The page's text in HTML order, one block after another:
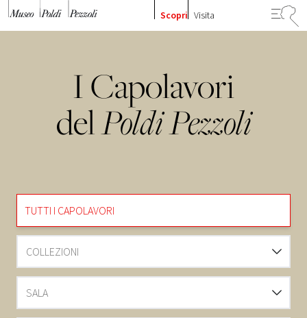
Vai al contenuto
Scopri Visita
I Capolavori
delPoldi Pezzoli
TUTTI I CAPOLAVORI
COLLEZIONI
SALA